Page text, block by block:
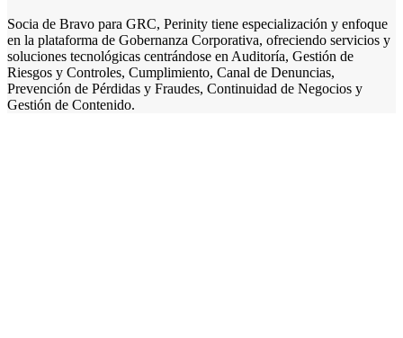
Socia de Bravo para GRC, Perinity tiene especialización y enfoque
en la plataforma de Gobernanza Corporativa, ofreciendo servicios y
soluciones tecnológicas centrándose en Auditoría, Gestión de
Riesgos y Controles, Cumplimiento, Canal de Denuncias,
Prevención de Pérdidas y Fraudes, Continuidad de Negocios y
Gestión de Contenido.